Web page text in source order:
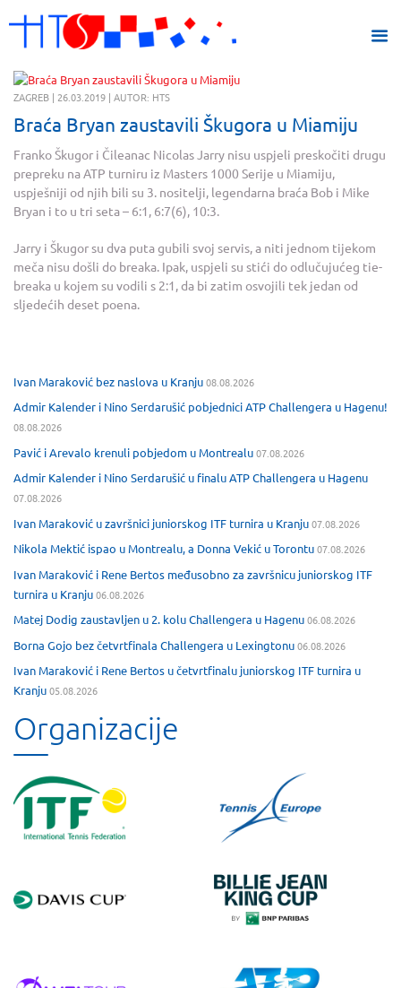
ZAGREB | 26.03.2019 | AUTOR: HTS
Braća Bryan zaustavili Škugora u Miamiju
Franko Škugor i Čileanac Nicolas Jarry nisu uspjeli preskočiti drugu
prepreku na ATP turniru iz Masters 1000 Serije u Miamiju,
uspješniji od njih bili su 3. nositelji, legendarna braća Bob i Mike
Bryan i to u tri seta – 6:1, 6:7(6), 10:3.
Jarry i Škugor su dva puta gubili svoj servis, a niti jednom tijekom
meča nisu došli do breaka. Ipak, uspjeli su stići do odlučujućeg tie-
breaka u kojem su vodili s 2:1, da bi zatim osvojili tek jedan od
sljedećih deset poena.
Ivan Maraković bez naslova u Kranju08.08.2026
Admir Kalender i Nino Serdarušić pobjednici ATP Challengera u Hagenu!
08.08.2026
Pavić i Arevalo krenuli pobjedom u Montrealu07.08.2026
Admir Kalender i Nino Serdarušić u finalu ATP Challengera u Hagenu
07.08.2026
Ivan Maraković u završnici juniorskog ITF turnira u Kranju07.08.2026
Nikola Mektić ispao u Montrealu, a Donna Vekić u Torontu07.08.2026
Ivan Maraković i Rene Bertos međusobno za završnicu juniorskog ITF
turnira u Kranju06.08.2026
Matej Dodig zaustavljen u 2. kolu Challengera u Hagenu06.08.2026
Borna Gojo bez četvrtfinala Challengera u Lexingtonu06.08.2026
Ivan Maraković i Rene Bertos u četvrtfinalu juniorskog ITF turnira u
Kranju05.08.2026
Organizacije